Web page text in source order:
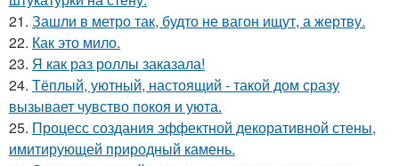
21. Зашли в метро так, будто не вагон ищут, а жертву.
22. Как это мило.
23. Я как раз роллы заказала!
24. Тёплый, уютный, настоящий - такой дом сразу
вызывает чувство покоя и уюта.
25. Процесс создания эффектной декоративной стены,
имитирующей природный камень.